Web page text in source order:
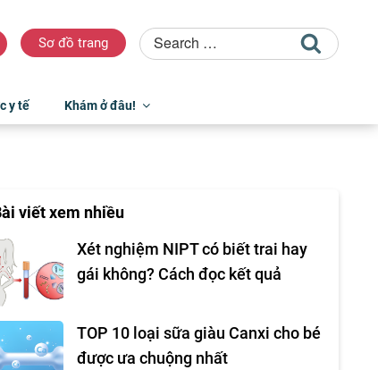
Sơ đồ trang
y tế Khám ở đâu!
viết xem nhiều
Xét nghiệm NIPT có biết trai hay
gái không? Cách đọc kết quả
TOP 10 loại sữa giàu Canxi cho bé
được ưa chuộng nhất